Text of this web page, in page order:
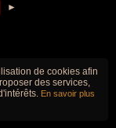
►
de cookies afin
des services,
En savoir plus